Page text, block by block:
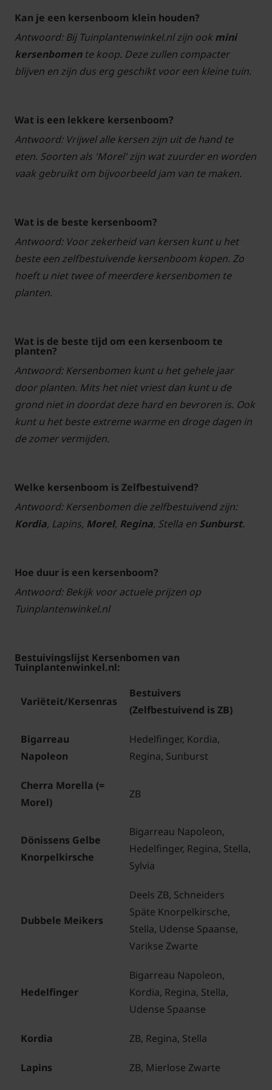
Kan je een kersenboom klein houden?
Antwoord: Bij Tuinplantenwinkel.nl zijn ookmini
kersenbomente koop. Deze zullen compacter
blijven en zijn dus erg geschikt voor een kleine tuin.
Wat is een lekkere kersenboom?
Antwoord: Vrijwel alle kersen zijn uit de hand te
eten. Soorten als 'Morel' zijn wat zuurder en worden
vaak gebruikt om bijvoorbeeld jam van te maken.
Wat is de beste kersenboom?
Antwoord: Voor zekerheid van kersen kunt u het
beste een zelfbestuivende kersenboom kopen. Zo
hoeft u niet twee of meerdere kersenbomen te
planten.
Wat is de beste tijd om een kersenboom te
planten?
Antwoord: Kersenbomen kunt u het gehele jaar
door planten. Mits het niet vriest dan kunt u de
grond niet in doordat deze hard en bevroren is. Ook
kunt u het beste extreme warme en droge dagen in
de zomer vermijden.
Welke kersenboom is Zelfbestuivend?
Antwoord: Kersenbomen die zelfbestuivend zijn:
Kordia, Lapins, Morel, Regina, Stella en Sunburst.
Hoe duur is een kersenboom?
Antwoord: Bekijk voor actuele prijzen op
Tuinplantenwinkel.nl
Bestuivingslijst Kersenbomen van
Tuinplantenwinkel.nl:
Variëteit/Kersenras
Bestuivers
(Zelfbestuivend is ZB)
Bigarreau
Napoleon
Hedelfinger, Kordia,
Regina, Sunburst
Cherra Morella (=
Morel)
ZB
Dönissens Gelbe
Knorpelkirsche
Bigarreau Napoleon,
Hedelfinger, Regina, Stella,
Sylvia
Dubbele Meikers
Deels ZB, Schneiders
Späte Knorpelkirsche,
Stella, Udense Spaanse,
Varikse Zwarte
Hedelfinger
Bigarreau Napoleon,
Kordia, Regina, Stella,
Udense Spaanse
Kordia ZB, Regina, Stella
Lapins ZB, Mierlose Zwarte